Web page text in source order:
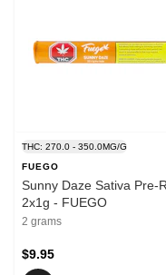
THC: 270.0 - 350.0MG/G
FUEGO
Sunny Daze Sativa Pre-
2x1g - FUEGO
2 grams
$9.95